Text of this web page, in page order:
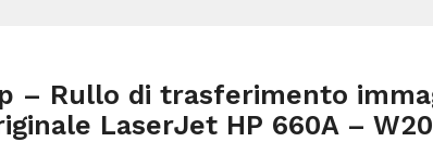
– Rullo di trasferimento
LaserJet HP 660A –